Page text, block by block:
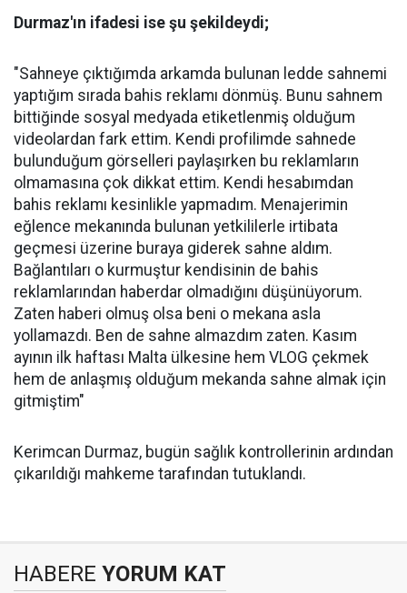
Durmaz'ın ifadesi ise şu şekildeydi;
"Sahneye çıktığımda arkamda bulunan ledde sahnemi
yaptığım sırada bahis reklamı dönmüş. Bunu sahnem
bittiğinde sosyal medyada etiketlenmiş olduğum
videolardan fark ettim. Kendi profilimde sahnede
bulunduğum görselleri paylaşırken bu reklamların
olmamasına çok dikkat ettim. Kendi hesabımdan
bahis reklamı kesinlikle yapmadım. Menajerimin
eğlence mekanında bulunan yetkililerle irtibata
geçmesi üzerine buraya giderek sahne aldım.
Bağlantıları o kurmuştur kendisinin de bahis
reklamlarından haberdar olmadığını düşünüyorum.
Zaten haberi olmuş olsa beni o mekana asla
yollamazdı. Ben de sahne almazdım zaten. Kasım
ayının ilk haftası Malta ülkesine hem VLOG çekmek
hem de anlaşmış olduğum mekanda sahne almak için
gitmiştim"
Kerimcan Durmaz, bugün sağlık kontrollerinin ardından
çıkarıldığı mahkeme tarafından tutuklandı.
HABERE YORUM KAT